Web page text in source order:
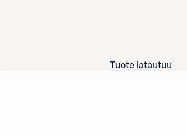
Tuote latautuu